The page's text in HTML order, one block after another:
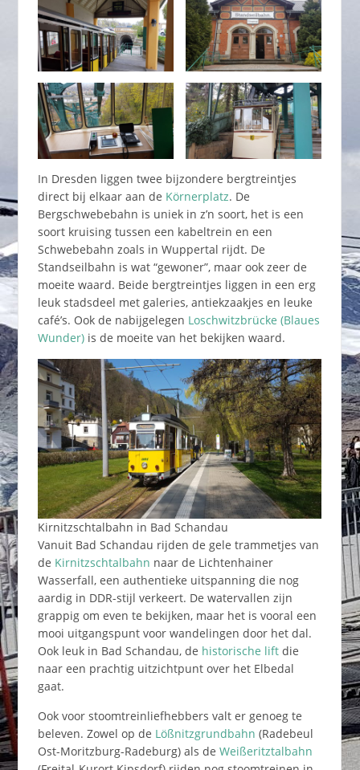
In Dresden liggen twee bijzondere bergtreintjes
direct bij elkaar aan de Körnerplatz. De
Bergschwebebahn is uniek in z’n soort, het is een
soort kruising tussen een kabeltrein en een
Schwebebahn zoals in Wuppertal rijdt. De
Standseilbahn is wat “gewoner”, maar ook zeer de
moeite waard. Beide bergtreintjes liggen in een erg
leuk stadsdeel met galeries, antiekzaakjes en leuke
café’s. Ook de nabijgelegen Loschwitzbrücke (Blaues
Wunder)is de moeite van het bekijken waard.
Kirnitzschtalbahn in Bad Schandau
Vanuit Bad Schandau rijden de gele trammetjes van
de Kirnitzschtalbahn naar de Lichtenhainer
Wasserfall, een authentieke uitspanning die nog
aardig in DDR-stijl verkeert. De watervallen zijn
grappig om even te bekijken, maar het is vooral een
mooi uitgangspunt voor wandelingen door het dal.
Ook leuk in Bad Schandau, de historische liftdie
naar een prachtig uitzichtpunt over het Elbedal
gaat.
Ook voor stoomtreinliefhebbers valt er genoeg te
beleven. Zowel op de Lößnitzgrundbahn (Radebeul
Ost-Moritzburg-Radeburg) als de Weißeritztalbahn